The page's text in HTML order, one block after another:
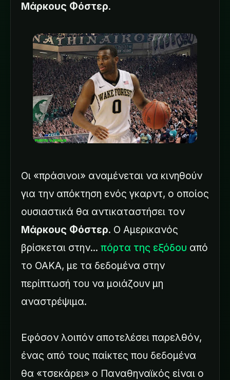
Μάρκους Φόστερ.
Οι «πράσινοι» αναμένεται να κινηθούν
για την απόκτηση ενός γκαρντ, ο οποίος
ουσιαστικά θα αντικαταστήσει τον
Μάρκους Φόστερ. Ο Αμερικανός
βρίσκεται στην... πόρτα της εξόδου από
το ΟΑΚΑ, με τα δεδομένα στην
περίπτωσή του να μοιάζουν μη
αναστρέψιμα.
Εφόσον λοιπόν αποτελέσει παρελθόν,
ένας από τους παίκτες που δεδομένα
θα «τσεκάρει» ο Παναθηναϊκός είναι ο